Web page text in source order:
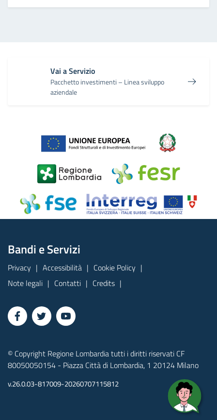
Vai a Servizio
Pacchetto investimenti – Linea sviluppo
aziendale
Bandi e Servizi
Privacy Accessibilità
Cookie Policy
Note legali
Contatti Credits
© Copyright Regione Lombardia tutti i diritti riservati CF
80050050154 - Piazza Città di Lombardia, 1 20124 Milano
v.26.0.03-817009-20260707115812